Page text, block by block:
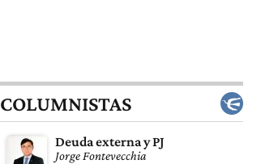
COLUMNISTAS
Deuda externa y PJ
Jorge Fontevecchia